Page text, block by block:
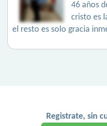
46 años
cristo es
el resto es solo gracia
Registrate, sin